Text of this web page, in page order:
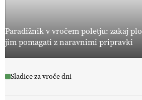
Paradižnik v vročem poletju: zakaj
jim pomagati z naravnimi pripravki
Sladice za vroče dni